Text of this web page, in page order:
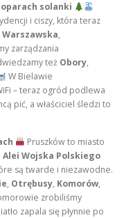
solanki
i ciszy, która teraz
Warszawska,
zarządzania
też Obory,
W Bielawie
– teraz ogród podlewa
pić, a właściciel śledzi to
Pruszków to miasto
Alei Wojska Polskiego
są twarde i niezawodne.
, Otrębusy, Komorów,
zrobiliśmy
zapala się płynnie po